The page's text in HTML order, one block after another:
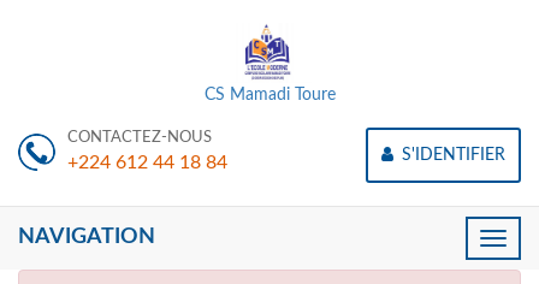
CS Mamadi Toure
CONTACTEZ-NOUS
+224 612 44 18 84 S'IDENTIFIER
Toggle
NAVIGATION